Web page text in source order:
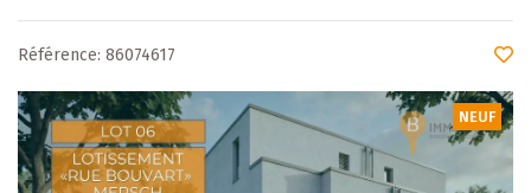
Référence: 86074617
NEUF